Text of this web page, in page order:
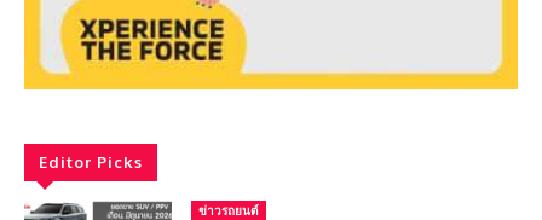
Editor Picks
ข่าวรถยนต์